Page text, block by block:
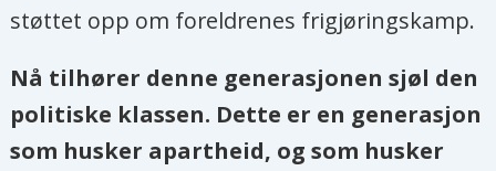
støttet opp om foreldrenes frigjøringskamp.
Nå tilhører denne generasjonen sjøl den
politiske klassen. Dette er en generasjon
som husker apartheid, og som husker